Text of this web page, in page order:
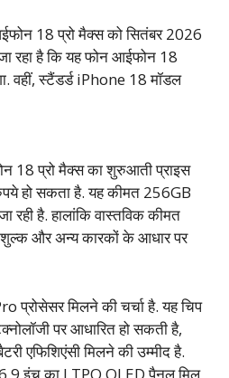
18 प्रो मैक्स को सितंबर 2026
रहा है कि यह फोन आईफोन 18
वहीं, स्टैंडर्ड iPhone 18 मॉडल
18 प्रो मैक्स का शुरुआती प्राइस
हो सकता है. यह कीमत 256GB
रही है. हालांकि वास्तविक कीमत
और अन्य कारकों के आधार पर
प्रोसेसर मिलने की चर्चा है. यह चिप
पर आधारित हो सकती है,
एफिशिएंसी मिलने की उम्मीद है.
इंच का LTPO OLED पैनल मिल